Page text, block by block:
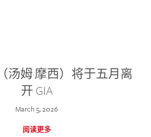
汤姆·摩西）将于五月离
开 GIA
March 5, 2026
阅读更多